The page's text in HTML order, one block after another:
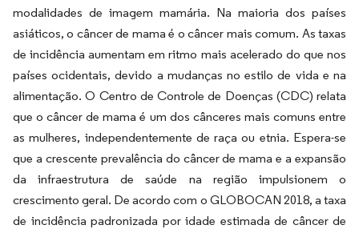
modalidades de imagem mamária. Na maioria dos países
asiáticos, o câncer de mama é o câncer mais comum. As taxas
de incidência aumentam em ritmo mais acelerado do que nos
países ocidentais, devido a mudanças no estilo de vida e na
alimentação. O Centro de Controle de Doenças (CDC) relata
que o câncer de mama é um dos cânceres mais comuns entre
as mulheres, independentemente de raça ou etnia. Espera-se
que a crescente prevalência do câncer de mama e a expansão
da infraestrutura de saúde na região impulsionem o
crescimento geral. De acordo com o GLOBOCAN 2018, a taxa
de incidência padronizada por idade estimada de câncer de